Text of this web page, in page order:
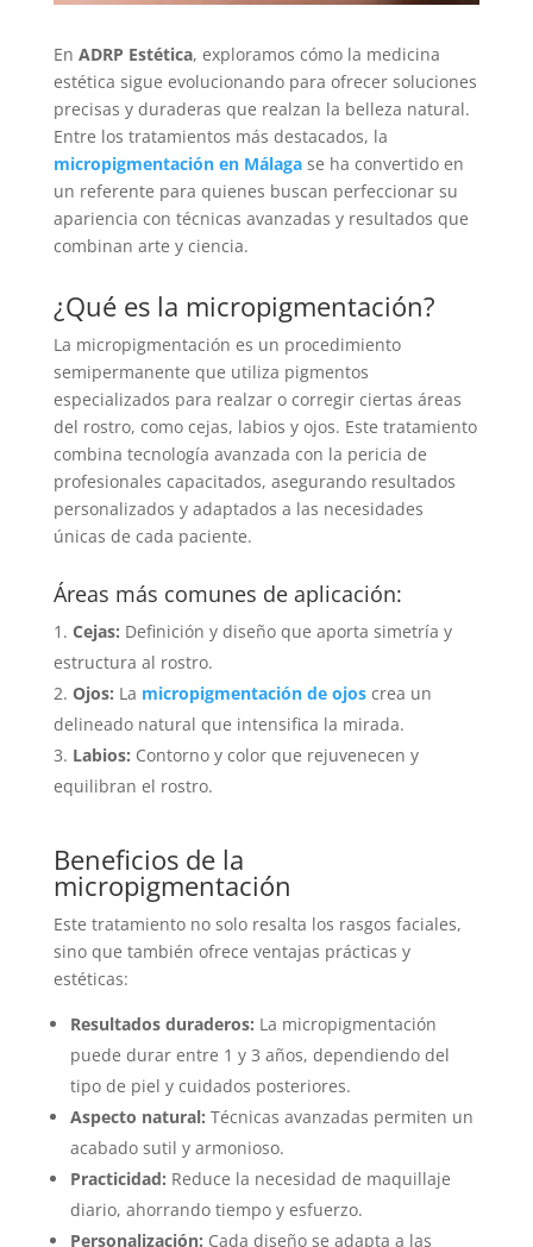
En ADRP Estética, exploramos cómo la medicina
estética sigue evolucionando para ofrecer soluciones
precisas y duraderas que realzan la belleza natural.
Entre los tratamientos más destacados, la
micropigmentación en Málagase ha convertido en
un referente para quienes buscan perfeccionar su
apariencia con técnicas avanzadas y resultados que
combinan arte y ciencia.
¿Qué es la micropigmentación?
La micropigmentación es un procedimiento
semipermanente que utiliza pigmentos
especializados para realzar o corregir ciertas áreas
del rostro, como cejas, labios y ojos. Este tratamiento
combina tecnología avanzada con la pericia de
profesionales capacitados, asegurando resultados
personalizados y adaptados a las necesidades
únicas de cada paciente.
Áreas más comunes de aplicación:
Cejas: Definición y diseño que aporta simetría y
estructura al rostro.
Ojos: La micropigmentación de ojoscrea un
delineado natural que intensifica la mirada.
Labios: Contorno y color que rejuvenecen y
equilibran el rostro.
Beneficios de la
micropigmentación
Este tratamiento no solo resalta los rasgos faciales,
sino que también ofrece ventajas prácticas y
estéticas:
Resultados duraderos: La micropigmentación
puede durar entre 1 y 3 años, dependiendo del
tipo de piel y cuidados posteriores.
Aspecto natural: Técnicas avanzadas permiten un
acabado sutil y armonioso.
Practicidad: Reduce la necesidad de maquillaje
diario, ahorrando tiempo y esfuerzo.
Personalización: Cada diseño se adapta a las